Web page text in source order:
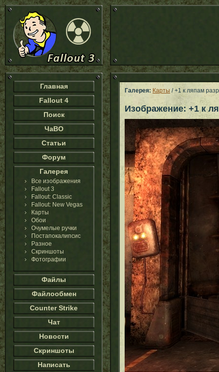
Главная
Fallout 4
Поиск
ЧаВО
Статьи
Форум
Галерея
Все изображения
Fallout 3
Fallout: Classic
Fallout: New Vegas
Карты
Обои
Очумелые ручки
Постапокалипсис
Разное
Скриншоты
Фотографии
Файлы
Файлообмен
Counter Strike
Чат
Новости
Скриншоты
Написать
Галерея: Карты / +1 к ляпам
Изображение: +1 к